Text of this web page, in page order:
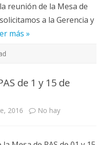
reunión de la Mesa de
a la Gerencia y
más »
de 1 y 15 de
2016 No hay